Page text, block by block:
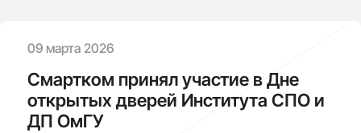
09 марта 2026
Смартком принял участие в Дне
открытых дверей Института СПО и
ДП ОмГУ